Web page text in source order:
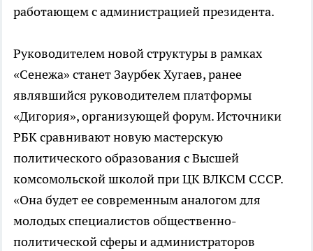
работающем с администрацией президента.
Руководителем новой структуры в рамках
«Сенежа» станет Заурбек Хугаев, ранее
являвшийся руководителем платформы
«Дигория», организующей форум. Источники
РБК сравнивают новую мастерскую
политического образования с Высшей
комсомольской школой при ЦК ВЛКСМ СССР.
«Она будет ее современным аналогом для
молодых специалистов общественно-
политической сферы и администраторов